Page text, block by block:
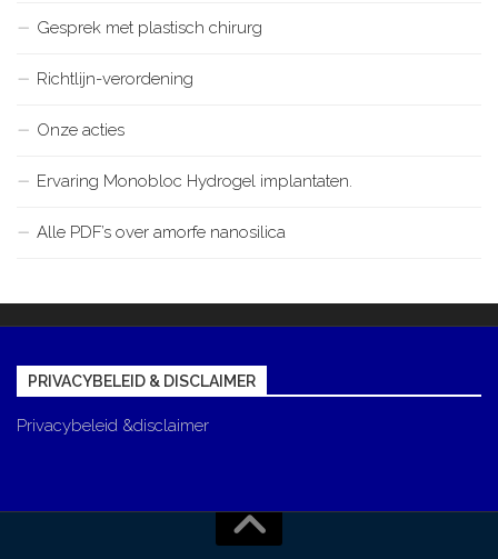
Gesprek met plastisch chirurg
Richtlijn-verordening
Onze acties
Ervaring Monobloc Hydrogel implantaten.
Alle PDF’s over amorfe nanosilica
PRIVACYBELEID & DISCLAIMER
Privacybeleid &disclaimer